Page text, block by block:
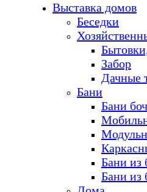
Выставка домов
Беседки
Забор
Дачные
Бани
Бани
Бани из
Бани из